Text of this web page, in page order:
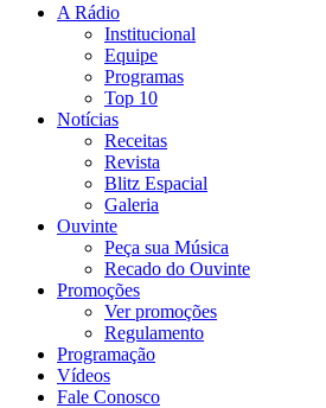
A Rádio
Institucional
Equipe
Programas
Top 10
Notícias
Receitas
Revista
Blitz Espacial
Galeria
Ouvinte
Peça sua Música
Recado do Ouvinte
Promoções
Ver promoções
Regulamento
Programação
Vídeos
Fale Conosco